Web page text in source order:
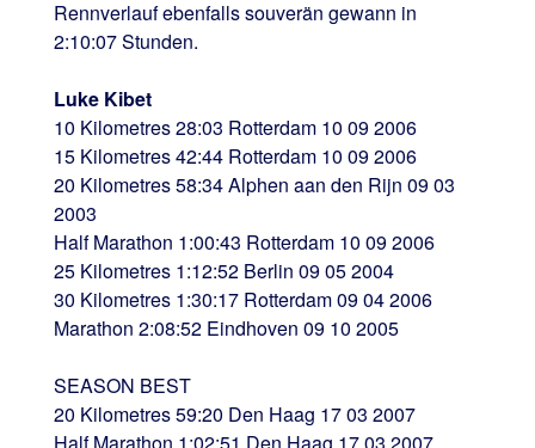
Rennverlauf ebenfalls souverän gewann in
2:10:07 Stunden.
Luke Kibet
10 Kilometres 28:03 Rotterdam 10 09 2006
15 Kilometres 42:44 Rotterdam 10 09 2006
20 Kilometres 58:34 Alphen aan den Rijn 09 03
2003
Half Marathon 1:00:43 Rotterdam 10 09 2006
25 Kilometres 1:12:52 Berlin 09 05 2004
30 Kilometres 1:30:17 Rotterdam 09 04 2006
Marathon 2:08:52 Eindhoven 09 10 2005
SEASON BEST
20 Kilometres 59:20 Den Haag 17 03 2007